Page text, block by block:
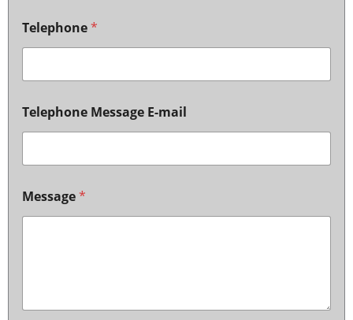
Telephone*
Telephone Message E-mail
Message*